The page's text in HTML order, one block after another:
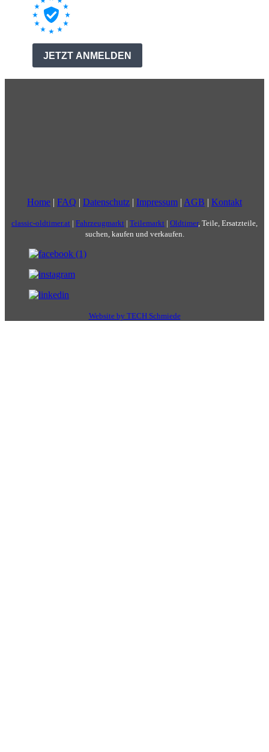
Home | FAQ | Datenschutz | Impressum | AGB | Kontakt
classic-oldtimer.at | Fahrzeugmarkt | Teilemarkt | Oldtimer, Teile, Ersatzteile,
suchen, kaufen und verkaufen.
Website by TECH Schmiede